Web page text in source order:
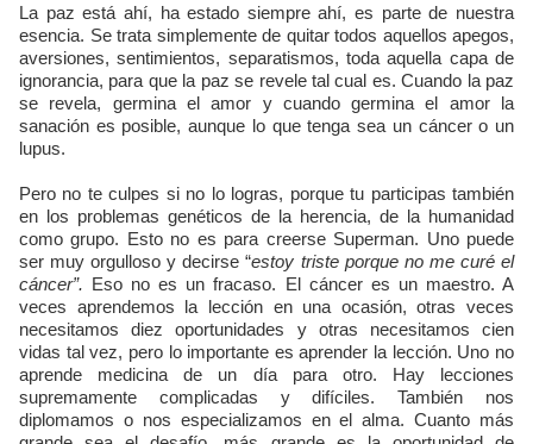
La paz está ahí, ha estado siempre ahí, es parte de nuestra
esencia. Se trata simplemente de quitar todos aquellos apegos,
aversiones, sentimientos, separatismos, toda aquella capa de
ignorancia, para que la paz se revele tal cual es. Cuando la paz
se revela, germina el amor y cuando germina el amor la
sanación es posible, aunque lo que tenga sea un cáncer o un
lupus.
Pero no te culpes si no lo logras, porque tu participas también
en los problemas genéticos de la herencia, de la humanidad
como grupo. Esto no es para creerse Superman. Uno puede
ser muy orgulloso y decirse “estoy triste porque no me curé el
cáncer”. Eso no es un fracaso. El cáncer es un maestro. A
veces aprendemos la lección en una ocasión, otras veces
necesitamos diez oportunidades y otras necesitamos cien
vidas tal vez, pero lo importante es aprender la lección. Uno no
aprende medicina de un día para otro. Hay lecciones
supremamente complicadas y difíciles. También nos
diplomamos o nos especializamos en el alma. Cuanto más